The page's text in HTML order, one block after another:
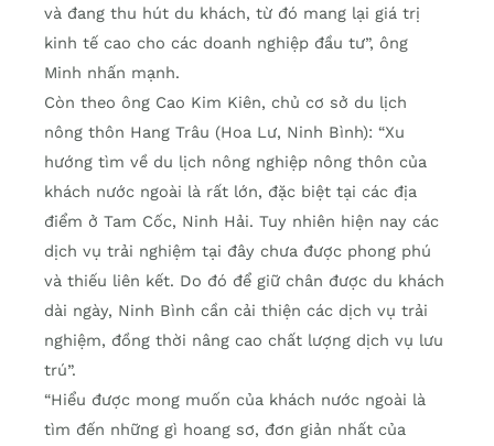
và đang thu hút du khách, từ đó mang lại giá trị
kinh tế cao cho các doanh nghiệp đầu tư”, ông
Minh nhấn mạnh.
Còn theo ông Cao Kim Kiên, chủ cơ sở du lịch
nông thôn Hang Trâu (Hoa Lư, Ninh Bình): “Xu
hướng tìm về du lịch nông nghiệp nông thôn của
khách nước ngoài là rất lớn, đặc biệt tại các địa
điểm ở Tam Cốc, Ninh Hải. Tuy nhiên hiện nay các
dịch vụ trải nghiệm tại đây chưa được phong phú
và thiếu liên kết. Do đó để giữ chân được du khách
dài ngày, Ninh Bình cần cải thiện các dịch vụ trải
nghiệm, đồng thời nâng cao chất lượng dịch vụ lưu
trú”.
“Hiểu được mong muốn của khách nước ngoài là
tìm đến những gì hoang sơ, đơn giản nhất của